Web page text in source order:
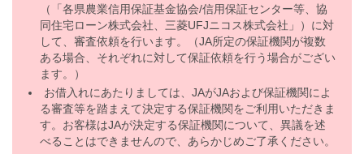
（「各県農業信用保証基金協会/信用保証センター等、協
同住宅ローン株式会社、三菱UFJニコス株式会社」）に対
して、審査依頼を行います。（JA所定の保証機関が複数
ある場合、それぞれに対して保証依頼を行う場合がござい
ます。）
お借入れにあたりましては、JAがJAおよび保証機関によ
る審査等を踏まえて決定する保証機関をご利用いただきま
す。お客様はJAが決定する保証機関について、異議を述
べることはできませんので、あらかじめご了承ください。